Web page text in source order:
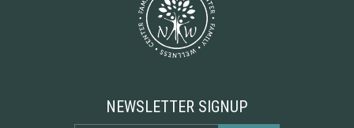
NEWSLETTER SIGNUP